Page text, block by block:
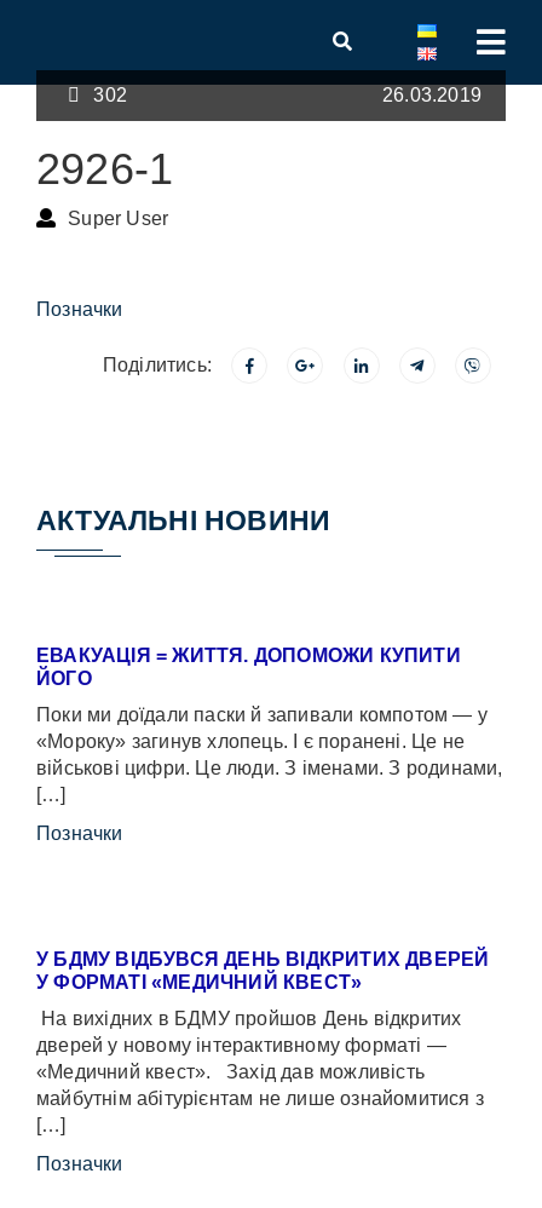
302 26.03.2019
2926-1
Super User
Позначки
Поділитись:
АКТУАЛЬНІ НОВИНИ
ЕВАКУАЦІЯ = ЖИТТЯ. ДОПОМОЖИ КУПИТИ
ЙОГО
Поки ми доїдали паски й запивали компотом — у
«Мороку» загинув хлопець. І є поранені. Це не
військові цифри. Це люди. З іменами. З родинами,
[…]
Позначки
У БДМУ ВІДБУВСЯ ДЕНЬ ВІДКРИТИХ ДВЕРЕЙ
У ФОРМАТІ «МЕДИЧНИЙ КВЕСТ»
На вихідних в БДМУ пройшов День відкритих
дверей у новому інтерактивному форматі —
«Медичний квест». Захід дав можливість
майбутнім абітурієнтам не лише ознайомитися з
[…]
Позначки